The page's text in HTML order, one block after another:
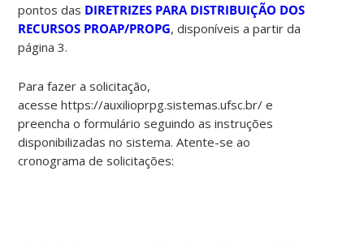
pontos das DIRETRIZES PARA DISTRIBUIÇÃO DOS
RECURSOS PROAP/PROPG, disponíveis a partir da
página 3.
Para fazer a solicitação,
acesse https://auxilioprpg.sistemas.ufsc.br/ e
preencha o formulário seguindo as instruções
disponibilizadas no sistema. Atente-se ao
cronograma de solicitações: